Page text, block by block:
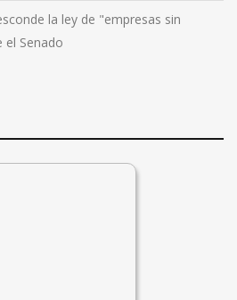
la ley de "empresas sin
el Senado